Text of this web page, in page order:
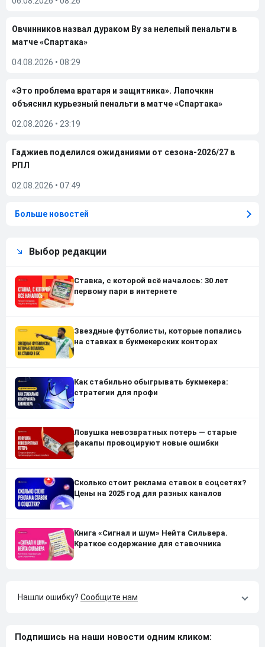
Овчинников назвал дураком Ву за нелепый пенальти в
матче «Спартака»
04.08.2026 • 08:29
«Это проблема вратаря и защитника». Лапочкин
объяснил курьезный пенальти в матче «Спартака»
02.08.2026 • 23:19
Гаджиев поделился ожиданиями от сезона-2026/27 в
РПЛ
02.08.2026 • 07:49
Больше новостей
Выбор редакции
Ставка, с которой всё началось: 30 лет
первому пари в интернете
Звездные футболисты, которые попались
на ставках в букмекерских конторах
Как стабильно обыгрывать букмекера:
стратегии для профи
Ловушка невозвратных потерь — старые
факапы провоцируют новые ошибки
Сколько стоит реклама ставок в соцсетях?
Цены на 2025 год для разных каналов
Книга «Сигнал и шум» Нейта Сильвера.
Краткое содержание для ставочника
Нашли ошибку? Сообщите нам
Подпишись на наши новости одним кликом: